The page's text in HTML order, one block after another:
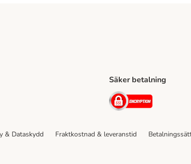
Method
Säker betalning
Security
& Dataskydd Fraktkostnad & leveranstid